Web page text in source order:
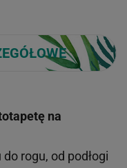
na
rogu, od podłogi